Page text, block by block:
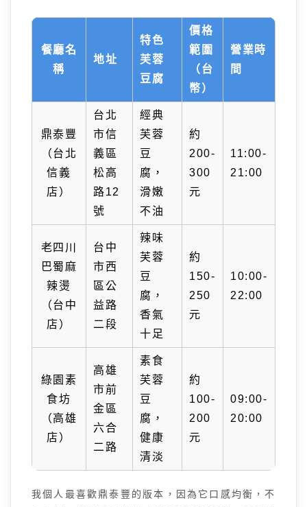
餐廳名
稱
地址
特色
芙蓉
豆腐
價格
範圍
（台
幣）
營業時
間
鼎泰豐
（台北
信義
店）
台北
市信
義區
松高
路12
號
經典
芙蓉
豆
腐，
滑嫩
不油
約
200-
300
元
11:00-
21:00
老四川
巴蜀麻
辣燙
（台中
店）
台中
市西
區公
益路
二段
辣味
芙蓉
豆
腐，
香氣
十足
約
150-
250
元
10:00-
22:00
綠園素
食坊
（高雄
店）
高雄
市前
金區
六合
二路
素食
芙蓉
豆
腐，
健康
清淡
約
100-
200
元
09:00-
20:00
我個人最喜歡鼎泰豐的版本，因為它口感均衡，不